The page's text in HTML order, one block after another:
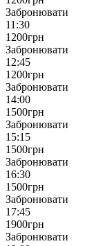
Забронювати
11:30
1200грн
Забронювати
12:45
1200грн
Забронювати
14:00
1500грн
Забронювати
15:15
1500грн
Забронювати
16:30
1500грн
Забронювати
17:45
1900грн
Забронювати